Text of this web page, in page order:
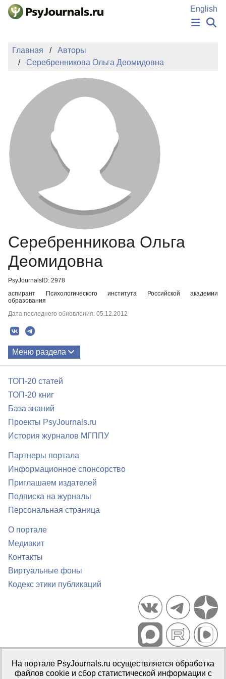
Перейти к основному содержанию
English
ИЗДАНИЯ
АВТОРЫ
ПОДАТЬ РУКОПИСЬ
БАЗА ЗНАНИЙ
КЛЮЧЕВЫЕ СЛОВА
Регистрация
Главная
Авторы
Серебренникова Ольга Деомидовна
Серебренникова Ольга
Деомидовна
PsyJournalsID: 2978
аспирант Психологического института Российской академии
образования
Дата последнего обновления: 05.12.2012
Меню раздела
ТОП-20 статей
ТОП-20 книг
База знаний
Проекты PsyJournals.ru
История журналов МГППУ
Партнеры портала
Информационное спонсорство
Приглашаем издателей
Подписка на журналы
Персональная страница
О портале
Медиакит
Контакты
Виртуальные фоны
Кодекс этики публикаций
Портал психологических изданий PsyJournals.ru, 2007–2026
Правила использования материалов
На портале PsyJournals.ru осуществляется обработка
файлов cookie и сбор статистической информации с